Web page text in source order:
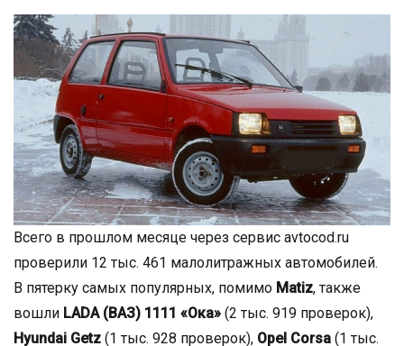
Всего в прошлом месяце через сервис avtocod.ru
проверили 12 тыс. 461 малолитражных автомобилей.
В пятерку самых популярных, помимо Matiz, также
вошли LADA (ВАЗ) 1111 «Ока» (2 тыс. 919 проверок),
Hyundai Getz (1 тыс. 928 проверок), Opel Corsa (1 тыс.